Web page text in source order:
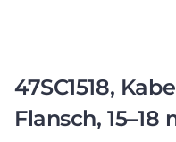
47SC1518,
Flansch, 15–18